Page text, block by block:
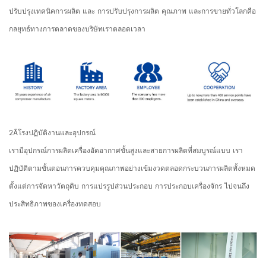
ปรับปรุงเทคนิคการผลิต และ การปรับปรุงการผลิต คุณภาพ และการขายทั่วโลกคือ
กลยุทธ์ทางการตลาดของบริษัทเราตลอดเวลา
2Ãโรงปฏิบัติงานและอุปกรณ์
เรามีอุปกรณ์การผลิตเครื่องอัดอากาศขั้นสูงและสายการผลิตที่สมบูรณ์แบบ เรา
ปฏิบัติตามขั้นตอนการควบคุมคุณภาพอย่างเข้มงวดตลอดกระบวนการผลิตทั้งหมด
ตั้งแต่การจัดหาวัตถุดิบ การแปรรูปส่วนประกอบ การประกอบเครื่องจักร ไปจนถึง
ประสิทธิภาพของเครื่องทดสอบ